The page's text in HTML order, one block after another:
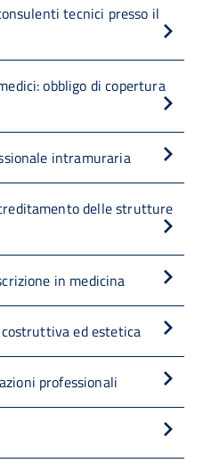
tecnici presso il
obbligo di copertura
intramuraria
delle strutture
in medicina
ed estetica
professionali